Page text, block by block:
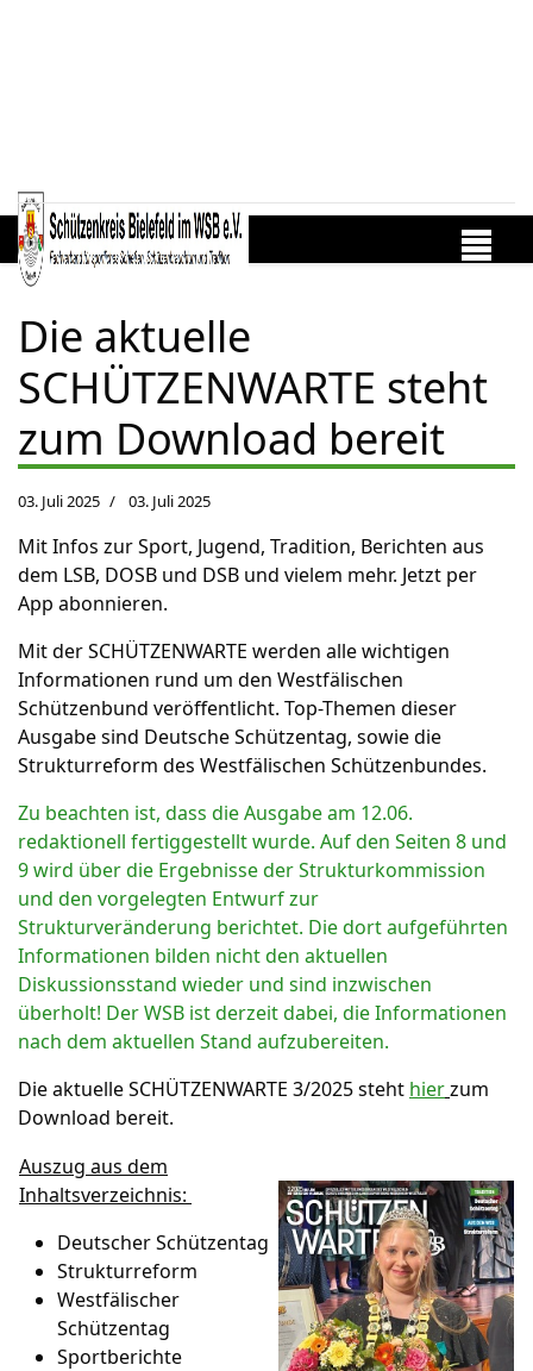
Die aktuelle
SCHÜTZENWARTE steht
zum Download bereit
03. Juli 2025 03. Juli 2025
Mit Infos zur Sport, Jugend, Tradition, Berichten aus
dem LSB, DOSB und DSB und vielem mehr. Jetzt per
App abonnieren.
Mit der SCHÜTZENWARTE werden alle wichtigen
Informationen rund um den Westfälischen
Schützenbund veröffentlicht. Top-Themen dieser
Ausgabe sind Deutsche Schützentag, sowie die
Strukturreform des Westfälischen Schützenbundes.
Zu beachten ist, dass die Ausgabe am 12.06.
redaktionell fertiggestellt wurde. Auf den Seiten 8 und
9 wird über die Ergebnisse der Strukturkommission
und den vorgelegten Entwurf zur
Strukturveränderung berichtet. Die dort aufgeführten
Informationen bilden nicht den aktuellen
Diskussionsstand wieder und sind inzwischen
überholt! Der WSB ist derzeit dabei, die Informationen
nach dem aktuellen Stand aufzubereiten.
Die aktuelle SCHÜTZENWARTE 3/2025 steht hierzum
Download bereit.
Auszug aus dem
Inhaltsverzeichnis:
Deutscher Schützentag
Strukturreform
Westfälischer
Schützentag
Sportberichte